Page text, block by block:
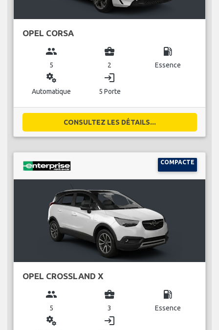
OPEL CORSA
group
5
business_center
2
local_gas_station
Essence
miscellaneous_services
Automatique
login
5 Porte
CONSULTEZ LES DÉTAILS...
COMPACTE
OPEL CROSSLAND X
group
5
business_center
3
local_gas_station
Essence
miscellaneous_services login